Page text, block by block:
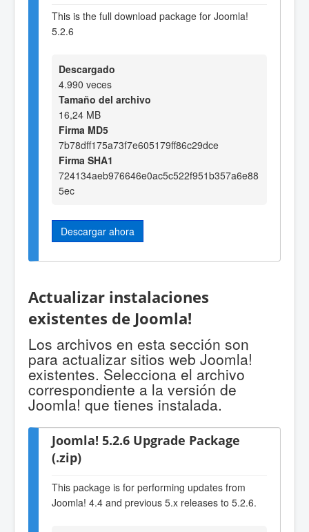
This is the full download package for Joomla!
5.2.6
Descargado
4.990 veces
Tamaño del archivo
16,24 MB
Firma MD5
7b78dff175a73f7e605179ff86c29dce
Firma SHA1
724134aeb976646e0ac5c522f951b357a6e88
5ec
Descargar ahora
Actualizar instalaciones
existentes de Joomla!
Los archivos en esta sección son
para actualizar sitios web Joomla!
existentes. Selecciona el archivo
correspondiente a la versión de
Joomla! que tienes instalada.
Joomla! 5.2.6 Upgrade Package
(.zip)
This package is for performing updates from
Joomla! 4.4 and previous 5.x releases to 5.2.6.